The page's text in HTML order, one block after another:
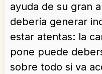
ayuda de su gran
debería generar
estar atentas: la
pone puede
sobre todo si va